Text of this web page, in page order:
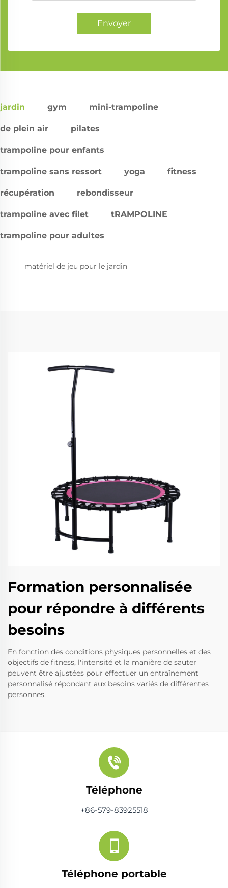
Envoyer
jardin gym mini-trampoline
de plein air pilates
trampoline pour enfants
trampoline sans ressort yoga fitness
récupération rebondisseur
trampoline avec filet tRAMPOLINE
trampoline pour adultes
matériel de jeu pour le jardin
Formation personnalisée
pour répondre à différents
besoins
En fonction des conditions physiques personnelles et des
objectifs de fitness, l'intensité et la manière de sauter
peuvent être ajustées pour effectuer un entraînement
personnalisé répondant aux besoins variés de différentes
personnes.
Téléphone
+86-579-83925518
Téléphone portable